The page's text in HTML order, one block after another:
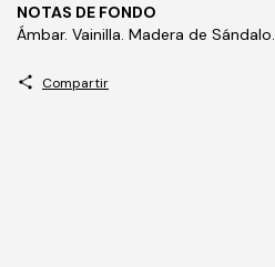
NOTAS DE FONDO
Ámbar. Vainilla. Madera de Sándalo.
Compartir